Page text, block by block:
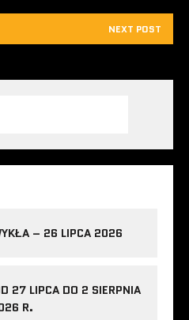
NEXT POST
– 26 LIPCA 2026
27 LIPCA DO 2 SIERPNIA
R.